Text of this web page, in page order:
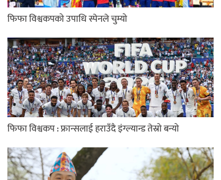
फिफा विश्वकपको उपाधि स्पेनले चुम्यो
फिफा विश्वकप : फ्रान्सलाई हराउँदै इंग्ल्यान्ड तेस्रो बन्यो